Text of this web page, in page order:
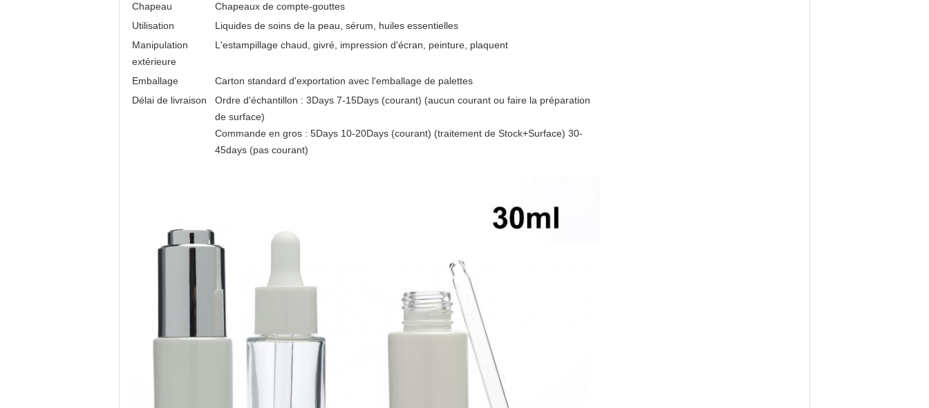
Chapeau
Chapeaux de compte-gouttes
Utilisation
Liquides de soins de la peau, sérum, huiles essentielles
Manipulation
extérieure
L'estampillage chaud, givré, impression d'écran, peinture, plaquent
Emballage
Carton standard d'exportation avec l'emballage de palettes
Délai de livraison
Ordre d'échantillon : 3Days 7-15Days (courant) (aucun courant ou faire la préparation
de surface)
Commande en gros : 5Days 10-20Days (courant) (traitement de Stock+Surface) 30-
45days (pas courant)